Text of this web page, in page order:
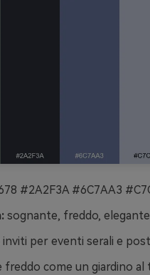
#2A2F3A #6C7AA3
sognante, freddo, elegante
inviti per eventi serali e
freddo come un giardino al